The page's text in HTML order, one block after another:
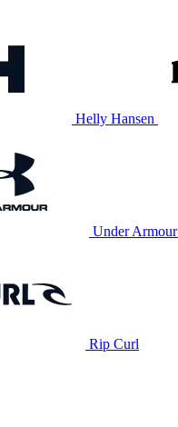
Helly Hansen
Under Armour
Rip Curl